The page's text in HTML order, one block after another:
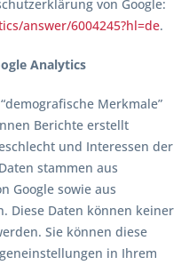
von Google:
answer/6004245?hl=de.
Analytics
Merkmale”
Berichte erstellt
und Interessen der
stammen aus
Google sowie aus
Diese Daten können keiner
Sie können diese
in Ihrem